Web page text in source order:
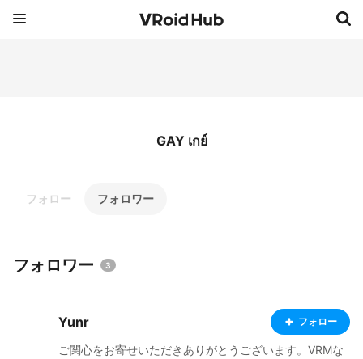
GAY เกย์
フォロー フォロワー
フォロワー 3
Yunr フォロー
ご関心をお寄せいただきありがとうございます。VRMな